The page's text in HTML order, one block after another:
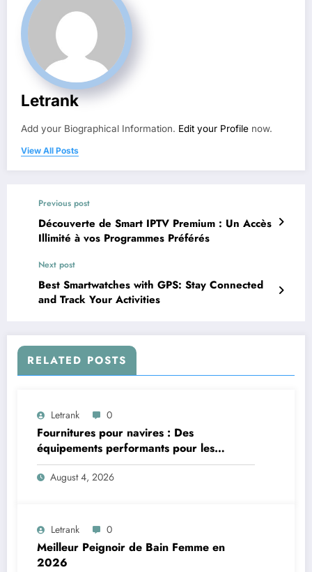
Letrank
Add your Biographical Information. Edit your Profile now.
View All Posts
Previous post
Découverte de Smart IPTV Premium : Un Accès
Illimité à vos Programmes Préférés
Next post
Best Smartwatches with GPS: Stay Connected
and Track Your Activities
RELATED POSTS
Letrank 0
Fournitures pour navires : Des
équipements performants pour les
applications maritimes
August 4, 2026
Letrank 0
Meilleur Peignoir de Bain Femme en
2026